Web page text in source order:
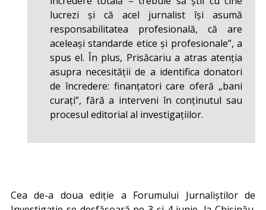
lucrezi și că acel jurnalist își asumă
responsabilitatea profesională, că are
aceleași standarde etice și profesionale”, a
spus el. În plus, Prisăcariu a atras atenția
asupra necesității de a identifica donatori
de încredere: finanțatori care oferă „bani
curați”, fără a interveni în conținutul sau
procesul editorial al investigațiilor.
Cea de-a doua ediție a Forumului Jurnaliștilor de